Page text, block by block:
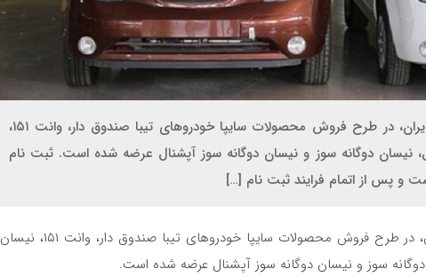
به گزارش نگین شمال به نقل از عصر ایران، در طرح فروش محصولات سایپا خودروهای تیبا صندوق دار، وانت ۱۵۱،
دوگانه سوز و نیسان دوگانه سوز آپشنال عرضه شده است. ثبت نام
و پس از اتمام فرایند ثبت نام […]
به نقل از عصر ایران، در طرح فروش محصولات سایپا خودروهای تیبا صندوق دار، وانت ۱۵۱، نیسان
سوز و نیسان دوگانه سوز آپشنال عرضه شده است.